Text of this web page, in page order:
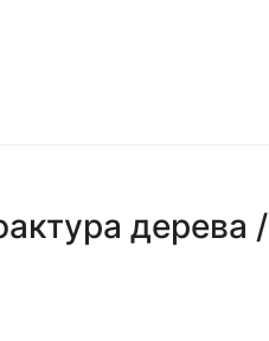
дерева